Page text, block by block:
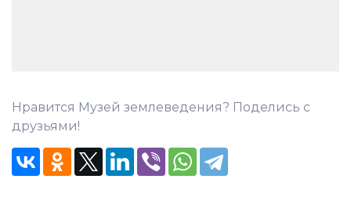
Нравится Музей землеведения? Поделись с
друзьями!